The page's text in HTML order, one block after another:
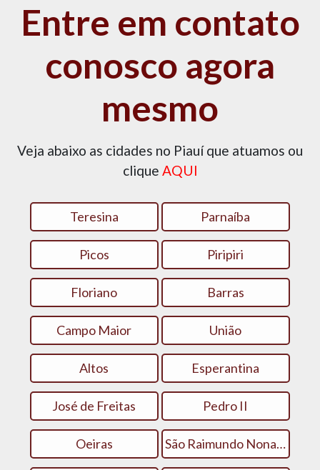
Entre em contato
conosco agora
mesmo
Veja abaixo as cidades no Piauí que atuamos ou
clique AQUI
Teresina Parnaíba
Picos Piripiri
Floriano Barras
Campo Maior União
Altos Esperantina
José de Freitas Pedro II
Oeiras São Raimundo Nonato